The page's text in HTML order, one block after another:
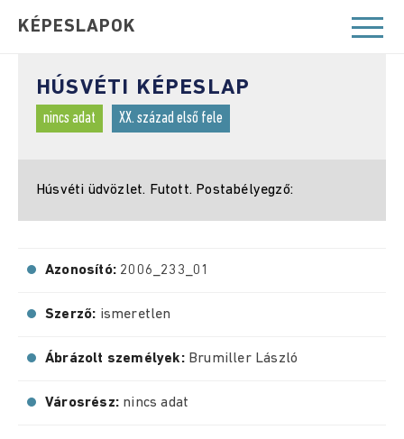
KÉPESLAPOK
HÚSVÉTI KÉPESLAP
nincs adat XX. század első fele
Húsvéti üdvözlet. Futott. Postabélyegző:
Azonosító: 2006_233_01
Szerző: ismeretlen
Ábrázolt személyek: Brumiller László
Városrész: nincs adat